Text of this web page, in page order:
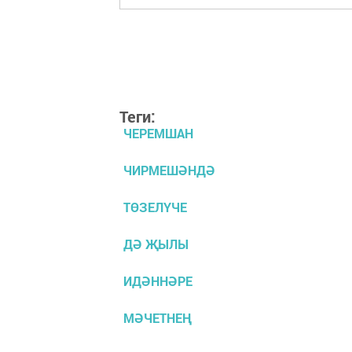
Теги:
ЧЕРЕМШАН
ЧИРМЕШӘНДӘ
ТӨЗЕЛҮЧЕ
ДӘ ҖЫЛЫ
ИДӘННӘРЕ
МӘЧЕТНЕҢ